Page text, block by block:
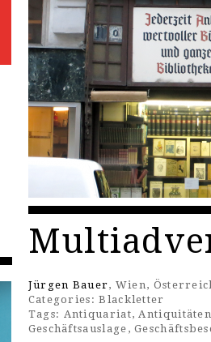
Jürgen Bauer, Wien,
Categories: Blackletter
Tags: Antiquariat,Antiquitäten
Geschäftsauslage ,